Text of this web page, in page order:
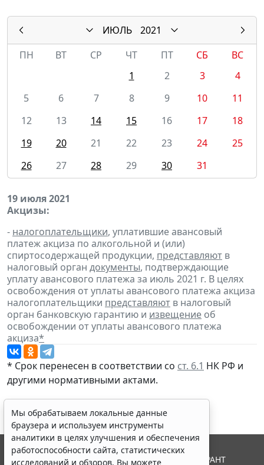
ИЮЛЬ
2021
ПН
ВТ СР ЧТ ПТ СБ
ВС
1
2 3
4
5
6 7 8 9 10
11
12
13 14 15 16 17
18
19
20 21 22 23 24
25
26
27 28 29 30 31
19 июля 2021
Акцизы:
- налогоплательщики, уплатившие авансовый
платеж акциза по алкогольной и (или)
спиртосодержащей продукции, представляют в
налоговый орган документы, подтверждающие
уплату авансового платежа за июль 2021 г. В целях
освобождения от уплаты авансового платежа акциза
налогоплательщики представляют в налоговый
орган банковскую гарантию и извещение об
освобождении от уплаты авансового платежа
акциза*
* Срок перенесен в соответствии со ст. 6.1 НК РФ и
другими нормативными актами.
Мы обрабатываем локальные данные
браузера и используем инструменты
аналитики в целях улучшения и обеспечения
работоспособности сайта, статистических
исследований и обзоров. Вы можете
© ООО "НПП "ГАРАНТ-СЕРВИС", 2026. Система ГАРАНТ